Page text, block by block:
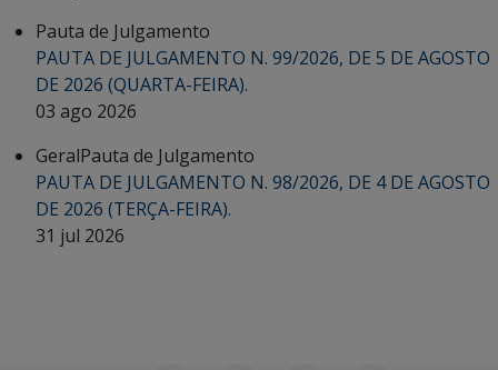
Pauta de Julgamento
PAUTA DE JULGAMENTO N. 99/2026, DE 5 DE AGOSTO
DE 2026 (QUARTA-FEIRA).
03 ago 2026
GeralPauta de Julgamento
PAUTA DE JULGAMENTO N. 98/2026, DE 4 DE AGOSTO
DE 2026 (TERÇA-FEIRA).
31 jul 2026